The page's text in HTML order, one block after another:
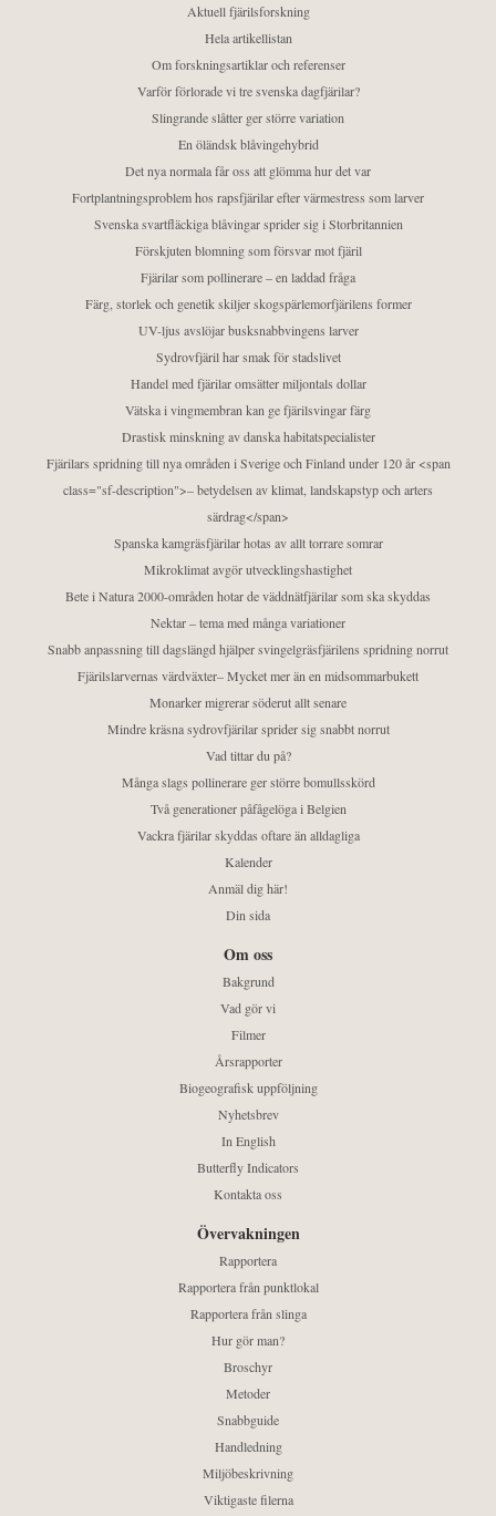
Aktuell fjärilsforskning
Hela artikellistan
Om forskningsartiklar och referenser
Varför förlorade vi tre svenska dagfjärilar?
Slingrande slåtter ger större variation
En öländsk blåvingehybrid
Det nya normala får oss att glömma hur det var
Fortplantningsproblem hos rapsfjärilar efter värmestress som larver
Svenska svartfläckiga blåvingar sprider sig i Storbritannien
Förskjuten blomning som försvar mot fjäril
Fjärilar som pollinerare – en laddad fråga
Färg, storlek och genetik skiljer skogspärlemorfjärilens former
UV-ljus avslöjar busksnabbvingens larver
Sydrovfjäril har smak för stadslivet
Handel med fjärilar omsätter miljontals dollar
Vätska i vingmembran kan ge fjärilsvingar färg
Drastisk minskning av danska habitatspecialister
Fjärilars spridning till nya områden i Sverige och Finland under 120 år <span
class="sf-description">– betydelsen av klimat, landskapstyp och arters
särdrag</span>
Spanska kamgräsfjärilar hotas av allt torrare somrar
Mikroklimat avgör utvecklingshastighet
Bete i Natura 2000-områden hotar de väddnätfjärilar som ska skyddas
Nektar – tema med många variationer
Snabb anpassning till dagslängd hjälper svingelgräsfjärilens spridning norrut
Fjärilslarvernas värdväxter– Mycket mer än en midsommarbukett
Monarker migrerar söderut allt senare
Mindre kräsna sydrovfjärilar sprider sig snabbt norrut
Vad tittar du på?
Många slags pollinerare ger större bomullsskörd
Två generationer påfågelöga i Belgien
Vackra fjärilar skyddas oftare än alldagliga
Kalender
Anmäl dig här!
Din sida
Om oss
Bakgrund
Vad gör vi
Filmer
Årsrapporter
Biogeografisk uppföljning
Nyhetsbrev
In English
Butterfly Indicators
Kontakta oss
Övervakningen
Rapportera
Rapportera från punktlokal
Rapportera från slinga
Hur gör man?
Broschyr
Metoder
Snabbguide
Handledning
Miljöbeskrivning
Viktigaste filerna